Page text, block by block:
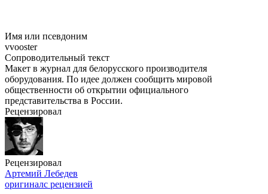
Имя или псевдоним
vvooster
Сопроводительный текст
Макет в журнал для белорусского производителя
оборудования. По идее должен сообщить мировой
общественности об открытии официального
представительства в России.
Рецензировал
Рецензировал
Артемий Лебедев
оригиналс рецензией